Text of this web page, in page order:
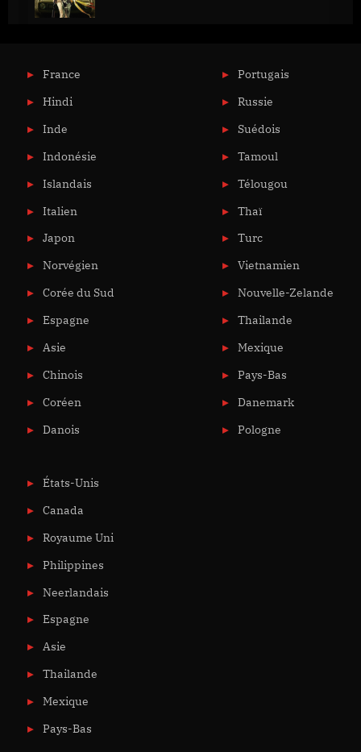
France
Hindi
Inde
Indonésie
Islandais
Italien
Japon
Norvégien
Corée du Sud
Espagne
Asie
Chinois
Coréen
Danois
Portugais
Russie
Suédois
Tamoul
Télougou
Thaï
Turc
Vietnamien
Nouvelle-Zelande
Thailande
Mexique
Pays-Bas
Danemark
Pologne
États-Unis
Canada
Royaume Uni
Philippines
Neerlandais
Espagne
Asie
Thailande
Mexique
Pays-Bas